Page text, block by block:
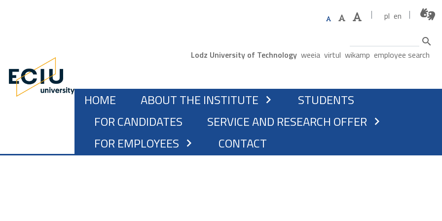
pl en
Search
Górne menu
Lodz University of Technology weeia virtul wikamp employee search
MAIN NAVIGATION
HOME ABOUT THE INSTITUTE chevron_right
STUDENTS
FOR CANDIDATES
SERVICE AND RESEARCH OFFER chevron_right
FOR EMPLOYEES chevron_right CONTACT